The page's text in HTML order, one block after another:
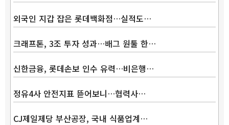
외국인 지갑 잡은 롯데백화점…실적도…
크래프톤, 3조 투자 성과…배그 원툴 한…
신한금융, 롯데손보 인수 유력…비은행…
정유4사 안전지표 뜯어보니…협력사…
CJ제일제당 부산공장, 국내 식품업계…